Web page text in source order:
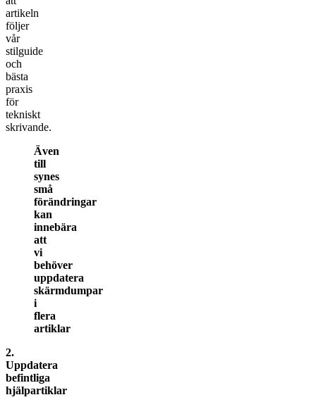
artikeln
följer
vår
stilguide
och
bästa
praxis
för
tekniskt
skrivande.
Även
till
synes
små
förändringar
kan
innebära
att
vi
behöver
uppdatera
skärmdumpar
i
flera
artiklar
2.
Uppdatera
befintliga
hjälpartiklar